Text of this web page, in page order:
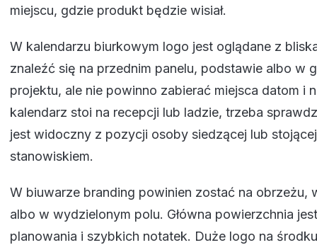
miejscu, gdzie produkt będzie wisiał.
W kalendarzu biurkowym logo jest oglądane z
znaleźć się na przednim panelu, podstawie albo w
projektu, ale nie powinno zabierać miejsca datom i
kalendarz stoi na recepcji lub ladzie, trzeba
jest widoczny z pozycji osoby siedzącej lub
stanowiskiem.
W biuwarze branding powinien zostać na obrzeżu,
albo w wydzielonym polu. Główna powierzchnia
planowania i szybkich notatek. Duże logo na